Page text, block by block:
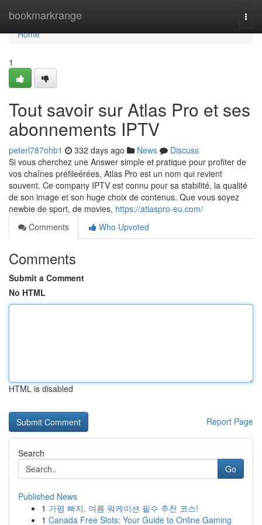
bookmarkrange
Home
Home
1
Tout savoir sur Atlas Pro et ses
abonnements IPTV
peterl787ohb1 332 days ago News
Discuss
Si vous cherchez une Answer simple et pratique pour profiter de
vos chaînes préfileérées, Atlas Pro est un nom qui revient
souvent. Ce company IPTV est connu pour sa stabilité, la qualité
de son image et son huge choix de contenus. Que vous soyez
newbie de sport, de movies, https://atlaspro-eu.com/
Comments
Who Upvoted
Comments
Submit a Comment
No HTML
HTML is disabled
Report Page
Search
Go
Published News
1 가평 빠지, 여름 워케이션 필수 추천 코스!
1 Canada Free Slots: Your Guide to Online Gaming